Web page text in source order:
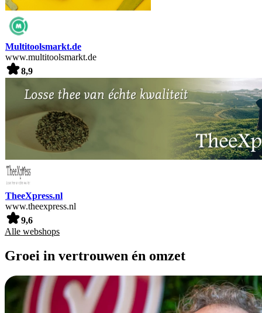
Multitoolsmarkt.de
www.multitoolsmarkt.de
8,9
TheeXpress.nl
www.theexpress.nl
9,6
Alle webshops
Groei in vertrouwen én omzet